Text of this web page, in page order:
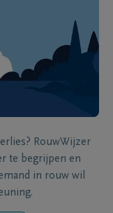
RouwWijzer
te begrijpen en
in rouw wil